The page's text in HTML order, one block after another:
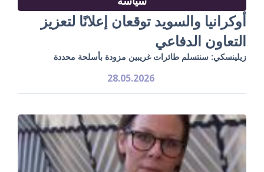
أوكرانيا والسويد توقعان إعلانًا لتعزيز
التعاون الدفاعي
زيلينسكي: سنتسلم طائرات غريبين مزودة بأسلحة محددة
28.05.2026